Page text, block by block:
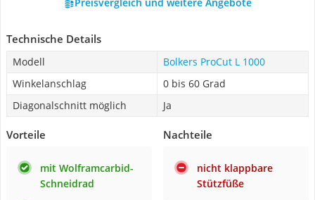
Technische Details
Modell
Bolkers ProCut L 1000
Winkelanschlag
0 bis 60 Grad
Diagonalschnitt möglich
Ja
Vorteile
mit Wolframcarbid-
Schneidrad
Nachteile
nicht klappbare
Stützfüße